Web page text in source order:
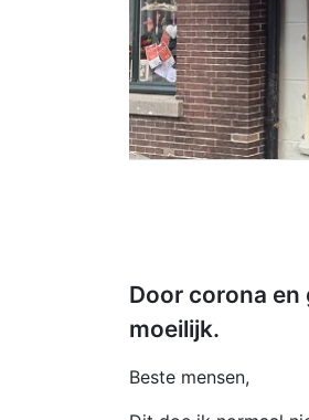
Door corona
moeilijk.
Beste mensen,